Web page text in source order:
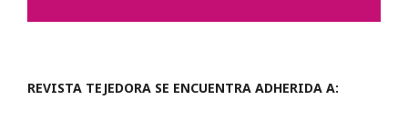
REVISTA TEJEDORA SE ENCUENTRA ADHERIDA A: